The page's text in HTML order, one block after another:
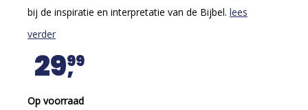
bij de inspiratie en interpretatie van de Bijbel. lees
verder
2999
Op voorraad